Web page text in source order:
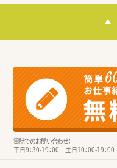
電話でのお問い合わせ：
平日9：30-19：00 土日10：00-19：00